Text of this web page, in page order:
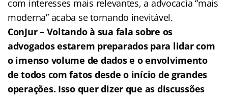
com interesses mais relevantes, a advocacia “mais
moderna” acaba se tornando inevitável.
ConJur – Voltando à sua fala sobre os
advogados estarem preparados para lidar com
o imenso volume de dados e o envolvimento
de todos com fatos desde o início de grandes
operações. Isso quer dizer que as discussões